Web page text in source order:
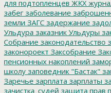
для подтопленцев ЖКХ
забег заболевание
земли ЗАГС задержание
Ульдура заказник Ульдуры
Собрание законодательство
законороект Заксобрание
пенсионных накоплений
школу заповедник "Бастак"
Заречье зарплата зарплаты
зачистка_судей защита прав